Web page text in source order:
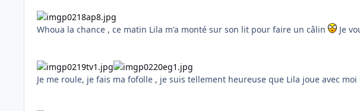
Whoua la chance , ce matin Lila m'a monté sur son lit pour faire un câlin Je
Je me roule, je fais ma fofolle , je suis tellement heureuse que Lila joue avec moi